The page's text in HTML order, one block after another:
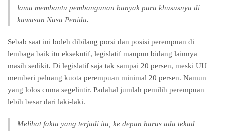
lama membantu pembangunan banyak pura khususnya di
kawasan Nusa Penida.
Sebab saat ini boleh dibilang porsi dan posisi perempuan di
lembaga baik itu eksekutif, legislatif maupun bidang lainnya
masih sedikit. Di legislatif saja tak sampai 20 persen, meski UU
memberi peluang kuota perempuan minimal 20 persen. Namun
yang lolos cuma segelintir. Padahal jumlah pemilih perempuan
lebih besar dari laki-laki.
Melihat fakta yang terjadi itu, ke depan harus ada tekad